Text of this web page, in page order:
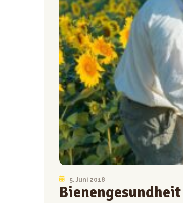
5. Juni 2018
Bienengesundheit